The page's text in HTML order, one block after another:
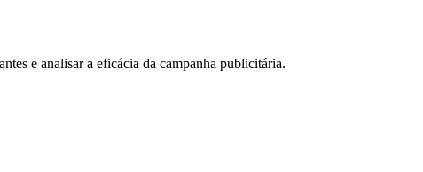
e analisar a eficácia da campanha publicitária.